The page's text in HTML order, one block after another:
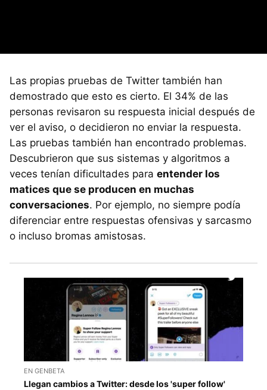
Las propias pruebas de Twitter también han
demostrado que esto es cierto. El 34% de las
personas revisaron su respuesta inicial después de
ver el aviso, o decidieron no enviar la respuesta.
Las pruebas también han encontrado problemas.
Descubrieron que sus sistemas y algoritmos a
veces tenían dificultades para entender los
matices que se producen en muchas
conversaciones. Por ejemplo, no siempre podía
diferenciar entre respuestas ofensivas y sarcasmo
o incluso bromas amistosas.
EN GENBETA
Llegan cambios a Twitter: desde los 'super follow'